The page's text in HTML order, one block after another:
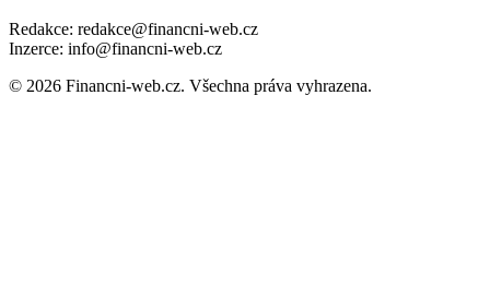
Redakce: redakce@financni-web.cz
Inzerce: info@financni-web.cz
© 2026 Financni-web.cz. Všechna práva vyhrazena.